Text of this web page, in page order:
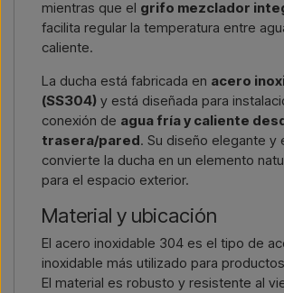
mientras que el grifo mezclador
facilita regular la temperatura entre
caliente.
La ducha está fabricada en acero
(SS304) y está diseñada para
conexión de agua fría y caliente
trasera/pared. Su diseño elegante y
convierte la ducha en un elemento
para el espacio exterior.
Material y ubicación
El acero inoxidable 304 es el tipo de
inoxidable más utilizado para
El material es robusto y resistente al